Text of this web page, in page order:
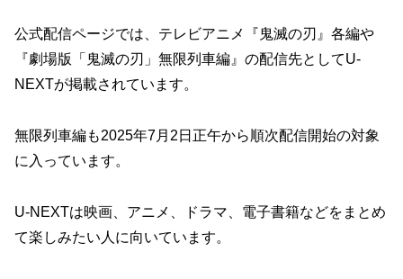
公式配信ページでは、テレビアニメ『鬼滅の刃』各編や
『劇場版「鬼滅の刃」無限列車編』の配信先としてU-
NEXTが掲載されています。
無限列車編も2025年7月2日正午から順次配信開始の対象
に入っています。
U-NEXTは映画、アニメ、ドラマ、電子書籍などをまとめ
て楽しみたい人に向いています。